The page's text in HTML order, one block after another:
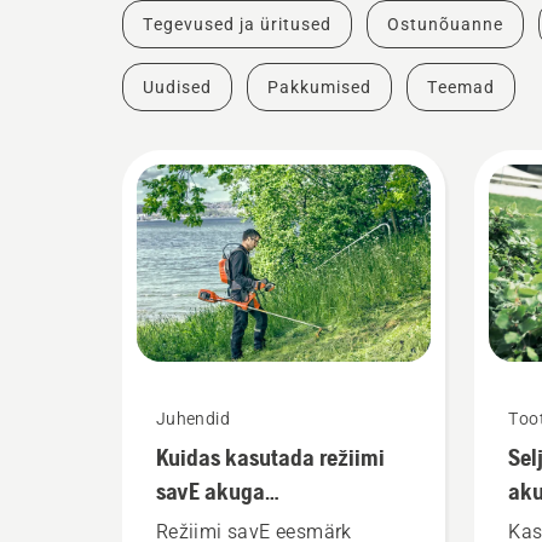
Tegevused ja üritused Ostunõuanne
Uudised Pakkumised Teemad
Juhendid
Kuidas kasutada režiimi
savE akuga
murutrimmeril?
Režiimi savE eesmärk